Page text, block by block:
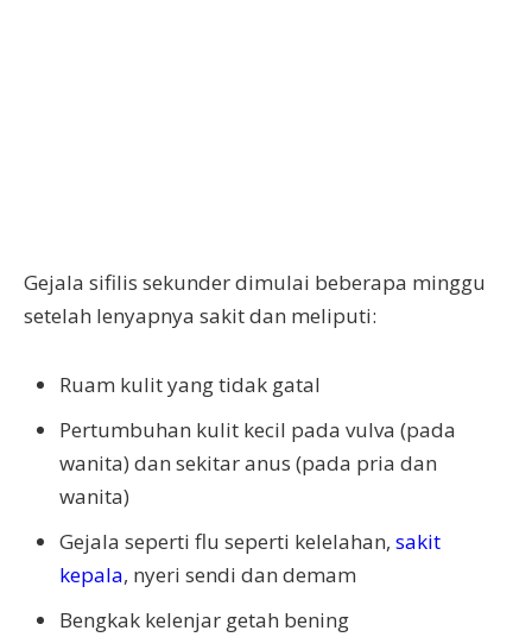
Gejala sifilis sekunder dimulai beberapa minggu
setelah lenyapnya sakit dan meliputi:
Ruam kulit yang tidak gatal
Pertumbuhan kulit kecil pada vulva (pada
wanita) dan sekitar anus (pada pria dan
wanita)
Gejala seperti flu seperti kelelahan, sakit
kepala, nyeri sendi dan demam
Bengkak kelenjar getah bening